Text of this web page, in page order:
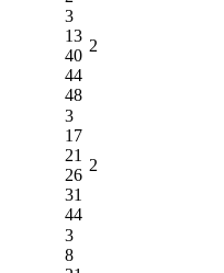
3
13
40
44
48
2
3
17
21
26
31
44
2
3
8